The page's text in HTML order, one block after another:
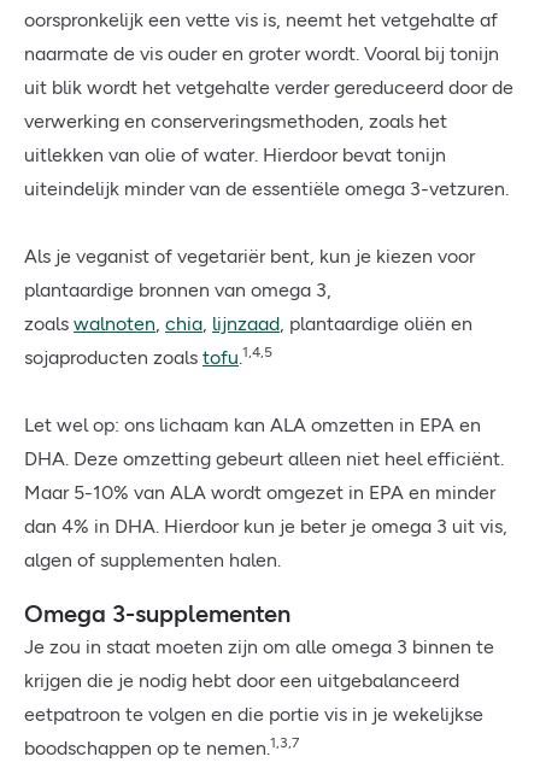
oorspronkelijk een vette vis is, neemt het vetgehalte af
naarmate de vis ouder en groter wordt. Vooral bij tonijn
uit blik wordt het vetgehalte verder gereduceerd door de
verwerking en conserveringsmethoden, zoals het
uitlekken van olie of water. Hierdoor bevat tonijn
uiteindelijk minder van de essentiële omega 3-vetzuren.
Als je veganist of vegetariër bent, kun je kiezen voor
plantaardige bronnen van omega 3,
zoals walnoten, chia, lijnzaad, plantaardige oliën en
sojaproducten zoals tofu.1,4,5
Let wel op: ons lichaam kan ALA omzetten in EPA en
DHA. Deze omzetting gebeurt alleen niet heel efficiënt.
Maar 5-10% van ALA wordt omgezet in EPA en minder
dan 4% in DHA. Hierdoor kun je beter je omega 3 uit vis,
algen of supplementen halen.
Omega 3-supplementen
Je zou in staat moeten zijn om alle omega 3 binnen te
krijgen die je nodig hebt door een uitgebalanceerd
eetpatroon te volgen en die portie vis in je wekelijkse
boodschappen op te nemen.1,3,7